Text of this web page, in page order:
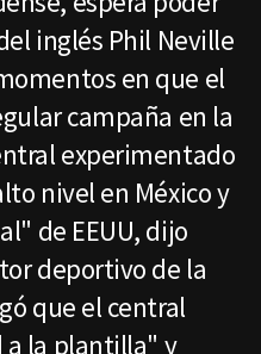
inglés Phil Neville
en que el
campaña en la
experimentado
nivel en México y
de EEUU, dijo
deportivo de la
que el central
a la plantilla" y